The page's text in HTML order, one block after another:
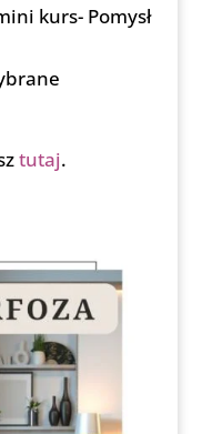
kurs- Pomysł
tutaj.